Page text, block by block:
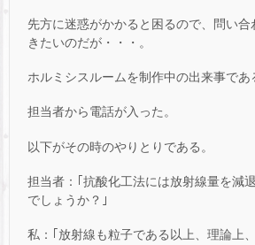
先方に迷惑がかかると困るので、問い
きたいのだが・・・。
ホルミシスルームを制作中の出来事であ
担当者から電話が入った。
以下がその時のやりとりである。
担当者：｢抗酸化工法には放射線量を減
でしょうか？｣
私：｢放射線も粒子である以上、理論上